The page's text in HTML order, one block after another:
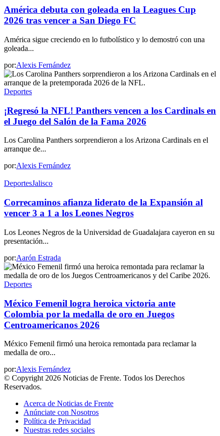
América debuta con goleada en la Leagues Cup
2026 tras vencer a San Diego FC
América sigue creciendo en lo futbolístico y lo demostró con una
goleada...
por:Alexis Fernández
Deportes
¡Regresó la NFL! Panthers vencen a los Cardinals en
el Juego del Salón de la Fama 2026
Los Carolina Panthers sorprendieron a los Arizona Cardinals en el
arranque de...
por:Alexis Fernández
DeportesJalisco
Correcaminos afianza liderato de la Expansión al
vencer 3 a 1 a los Leones Negros
Los Leones Negros de la Universidad de Guadalajara cayeron en su
presentación...
por:Aarón Estrada
Deportes
México Femenil logra heroica victoria ante
Colombia por la medalla de oro en Juegos
Centroamericanos 2026
México Femenil firmó una heroica remontada para reclamar la
medalla de oro...
por:Alexis Fernández
© Copyright 2026 Noticias de Frente. Todos los Derechos
Reservados.
Acerca de Noticias de Frente
Anúnciate con Nosotros
Política de Privacidad
Nuestras redes sociales